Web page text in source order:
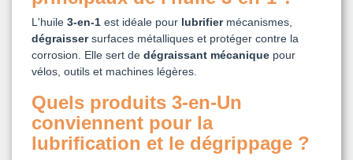
L'huile 3-en-1 est idéale pour lubrifiermécanismes,
dégraissersurfaces métalliques et protéger contre la
corrosion. Elle sert de dégraissant mécanique pour
vélos, outils et machines légères.
Quels produits 3-en-Un
conviennent pour la
lubrification et le dégrippage ?